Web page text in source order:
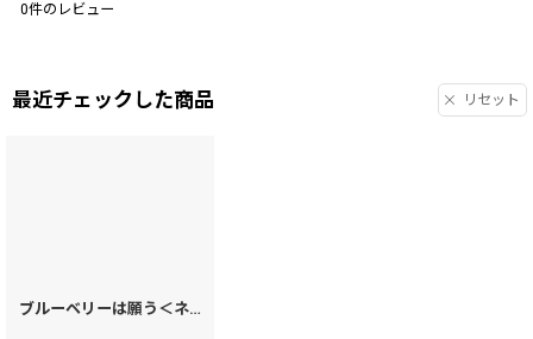
0件のレビュー
最近チェックした商品 リセット
ブルーベリーは願う＜ネイビー＞ 箱まち口金付き札入れ［t］